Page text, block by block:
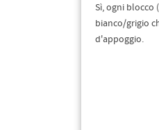
Sì, ogni
bianco/grigio
d'appoggio.